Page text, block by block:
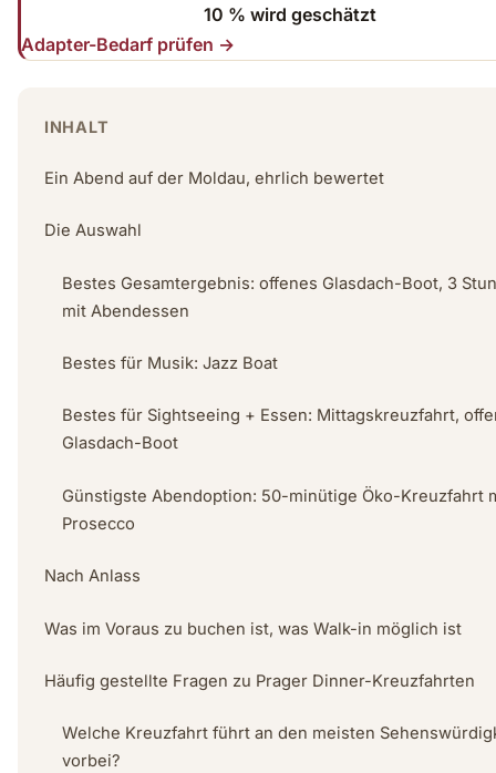
10 % wird geschätzt
Adapter-Bedarf prüfen →
INHALT
Ein Abend auf der Moldau, ehrlich bewertet
Die Auswahl
Bestes Gesamtergebnis: offenes Glasdach-Boot, 3
mit Abendessen
Bestes für Musik: Jazz Boat
Bestes für Sightseeing + Essen: Mittagskreuzfahrt,
Glasdach-Boot
Günstigste Abendoption: 50-minütige Öko-Kreuzfahrt
Prosecco
Nach Anlass
Was im Voraus zu buchen ist, was Walk-in möglich ist
Häufig gestellte Fragen zu Prager Dinner-Kreuzfahrten
Welche Kreuzfahrt führt an den meisten
vorbei?